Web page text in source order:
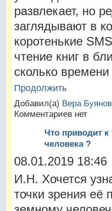
развлекает, но
заглядывают в
коротенькие
чтение книг в
сколько
Продолжить
Добавил(а) Вера
Комментариев нет
Что приводит
человека ?
08.01.2019 18:46
И.Н. Хочется
точки зрения её